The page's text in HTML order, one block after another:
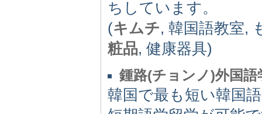
ちしています。
(キムチ, 韓国語教室,
粧品, 健康器具)
鍾路(チョンノ)外国
韓国で最も短い韓国